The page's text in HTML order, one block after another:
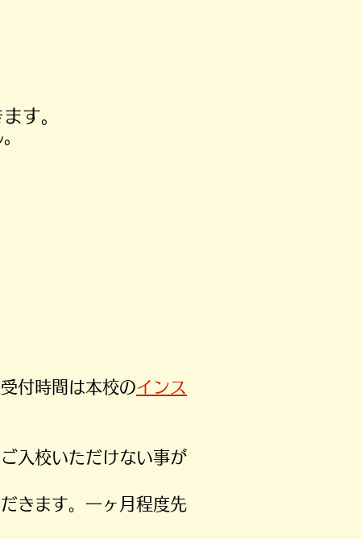
す。
付時間は本校のインス
入校いただけない事が
きます。一ヶ月程度先